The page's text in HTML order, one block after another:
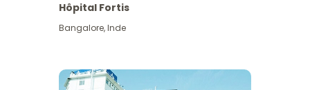
Hôpital Fortis
Bangalore,Inde